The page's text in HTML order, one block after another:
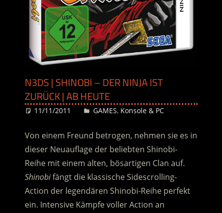
N3DS | SHINOBI – DER NINJA IST
ZURÜCK | AB HEUTE
11/11/2011 Desiree
GAMES, Konsole & PC
Von einem Freund betrogen, nehmen sie es in
dieser Neuauflage der beliebten Shinobi-
Reihe mit einem alten, bösartigen Clan auf.
Shinobifängt die klassische Sidescrolling-
Action der legendären Shinobi-Reihe perfekt
ein. Intensive Kämpfe voller Action an